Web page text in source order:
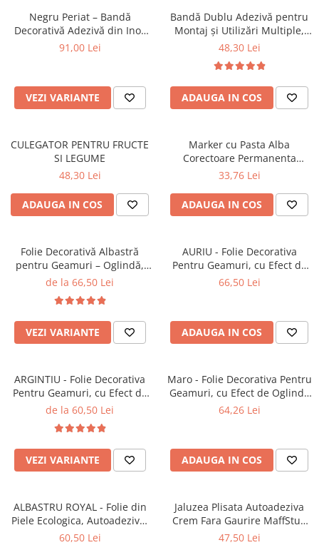
Negru Periat – Bandă
Decorativă Adezivă din Inox
Nichelat, Pentru Decor
91,00 Lei
VEZI VARIANTE
Bandă Dublu Adezivă pentru
Montaj și Utilizări Multiple,
Impermeabilă, 2 x 500 cm –
48,30 Lei
ADAUGA IN COS
CULEGATOR PENTRU FRUCTE
SI LEGUME
48,30 Lei
ADAUGA IN COS
Marker cu Pasta Alba
Corectoare Permanenta
Pentru Acoperirea Rosturilor
Faianta si Marmura, cu
Uscare Rapida, 15 Metri
33,76 Lei
ADAUGA IN COS
Folie Decorativă Albastră
pentru Geamuri – Oglindă,
Intimitate, Protecție Solară
de la 66,50 Lei
VEZI VARIANTE
AURIU - Folie Decorativa
Pentru Geamuri, cu Efect de
Oglinda Pentru Intimitate si
66,50 Lei
ADAUGA IN COS
ARGINTIU - Folie Decorativa
Pentru Geamuri, cu Efect de
Oglinda Pentru Intimitate si
de la 60,50 Lei
VEZI VARIANTE
Maro - Folie Decorativa Pentru
Geamuri, cu Efect de Oglinda
Pentru Intimitate si Protectie
64,26 Lei
ADAUGA IN COS
ALBASTRU ROYAL - Folie din
Piele Ecologica, Autoadeziva,
pentru Reparatie Canapea,
60,50 Lei
Jaluzea Plisata Autoadeziva
Crem Fara Gaurire MaffStuff
Control Lumina 70%
47,50 Lei